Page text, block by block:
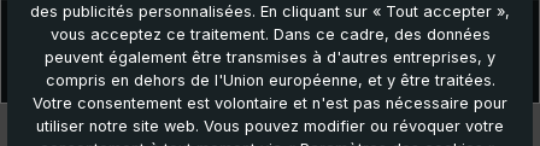
Description
Avec ses 16 segments et sa belle courbure de toit, l'élégant
parapluie urbain « Metropolitan » attire tous les reg…Plus
Données techniques
des publicités personnalisées. En cliquant sur « Tout accepter »,
vous acceptez ce traitement. Dans ce cadre, des données
peuvent également être transmises à d'autres entreprises, y
compris en dehors de l'Union européenne, et y être traitées.
Votre consentement est volontaire et n'est pas nécessaire pour
utiliser notre site web. Vous pouvez modifier ou révoquer votre